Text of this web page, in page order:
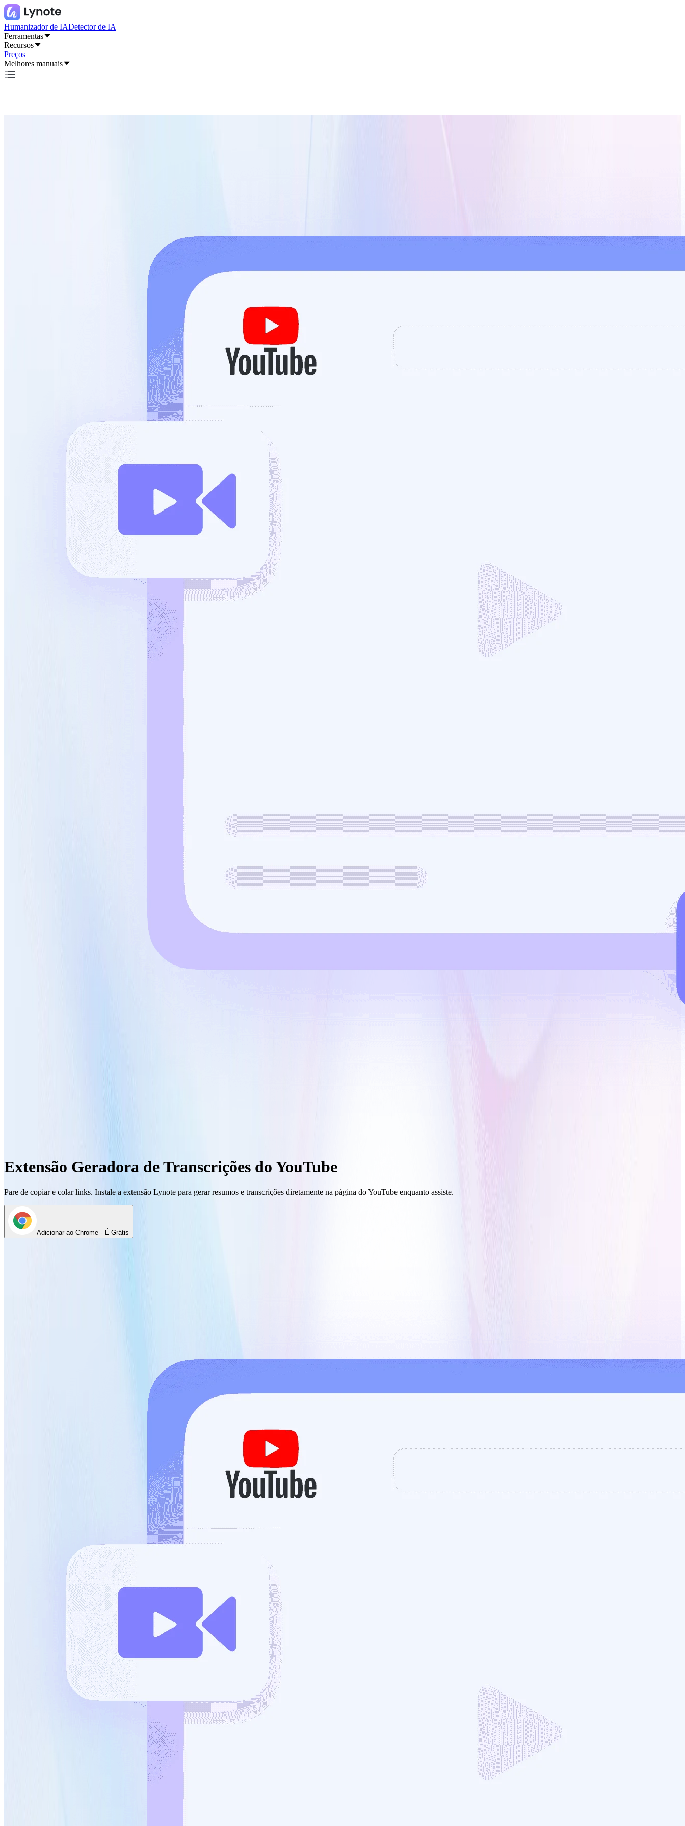
Humanizador de IADetector de IA
Ferramentas
Recursos
Preços
Melhores manuais
Extensão Geradora de Transcrições do YouTube
Pare de copiar e colar links. Instale a extensão Lynote para gerar resumos e transcrições diretamente na página do YouTube enquanto assiste.
Adicionar ao Chrome - É Grátis